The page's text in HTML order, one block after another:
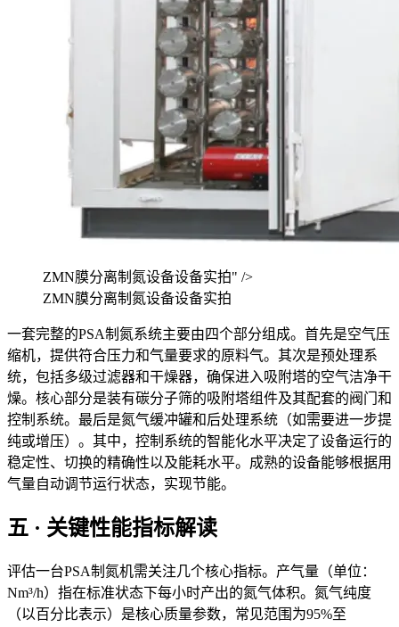
ZMN膜分离制氮设备设备实拍" />
ZMN膜分离制氮设备设备实拍
一套完整的PSA制氮系统主要由四个部分组成。首先是空气压
缩机，提供符合压力和气量要求的原料气。其次是预处理系
统，包括多级过滤器和干燥器，确保进入吸附塔的空气洁净干
燥。核心部分是装有碳分子筛的吸附塔组件及其配套的阀门和
控制系统。最后是氮气缓冲罐和后处理系统（如需要进一步提
纯或增压）。其中，控制系统的智能化水平决定了设备运行的
稳定性、切换的精确性以及能耗水平。成熟的设备能够根据用
气量自动调节运行状态，实现节能。
五 · 关键性能指标解读
评估一台PSA制氮机需关注几个核心指标。产气量（单位：
Nm³/h）指在标准状态下每小时产出的氮气体积。氮气纯度
（以百分比表示）是核心质量参数，常见范围为95%至